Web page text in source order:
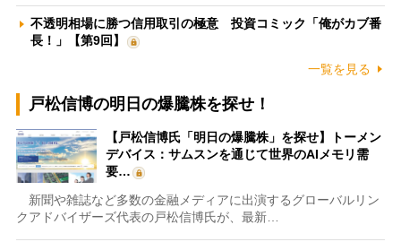
不透明相場に勝つ信用取引の極意 投資コミック「俺がカブ番
長！」【第9回】
一覧を見る
戸松信博の明日の爆騰株を探せ！
【戸松信博氏「明日の爆騰株」を探せ】トーメン
デバイス：サムスンを通じて世界のAIメモリ需
要…
新聞や雑誌など多数の金融メディアに出演するグローバルリン
クアドバイザーズ代表の戸松信博氏が、最新…